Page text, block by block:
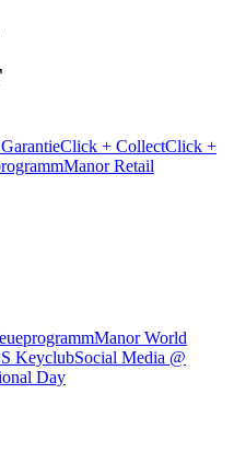
Click + CollectClick +
Manor Retail
Manor World
KeyclubSocial Media @
Day